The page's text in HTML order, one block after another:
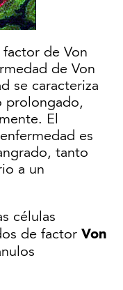
de Von
de Von
se caracteriza
prolongado,
El
es
tanto
a un
células
de factor Von